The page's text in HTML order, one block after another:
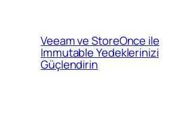
Veeam ve StoreOnce ile
Immutable Yedeklerinizi
Güçlendirin